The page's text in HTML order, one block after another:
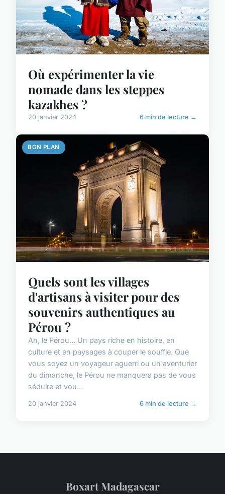
Où expérimenter la vie
nomade dans les steppes
kazakhes ?
20 janvier 2024 6 min de lecture →
BON PLAN
Quels sont les villages
d'artisans à visiter pour des
souvenirs authentiques au
Pérou ?
Ah, le Pérou… Un pays riche en histoire, en
culture et en paysages à couper le souffle. Que
vous soyez un voyageur aguerri ou un aventurier
du dimanche, le Pérou ne manquera pas de vous
séduire et vou...
20 janvier 2024 6 min de lecture →
Boxart Madagascar